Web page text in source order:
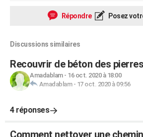
Répondre Posez
Discussions similaires
Recouvrir de béton des
Amadablam- 16 oct. 2020 à 18:00
Amadablam- 17 oct. 2020 à 09:56
4 réponses
Comment nettoyer une